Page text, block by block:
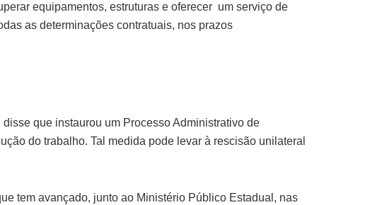
equipamentos, estruturas e oferecer um serviço de
as determinações contratuais, nos prazos
disse que instaurou um Processo Administrativo de
do trabalho. Tal medida pode levar à rescisão unilateral
tem avançado, junto ao Ministério Público Estadual, nas